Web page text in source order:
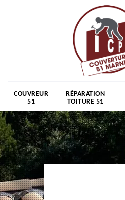
COUVREUR
51
RÉPARATION
TOITURE 51